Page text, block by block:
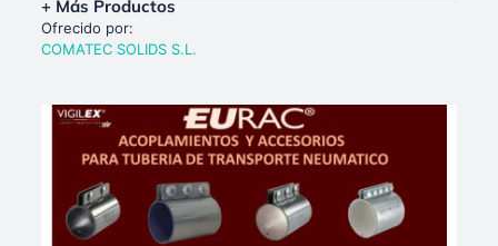
+ Más Productos
Ofrecido por:
COMATEC SOLIDS S.L.